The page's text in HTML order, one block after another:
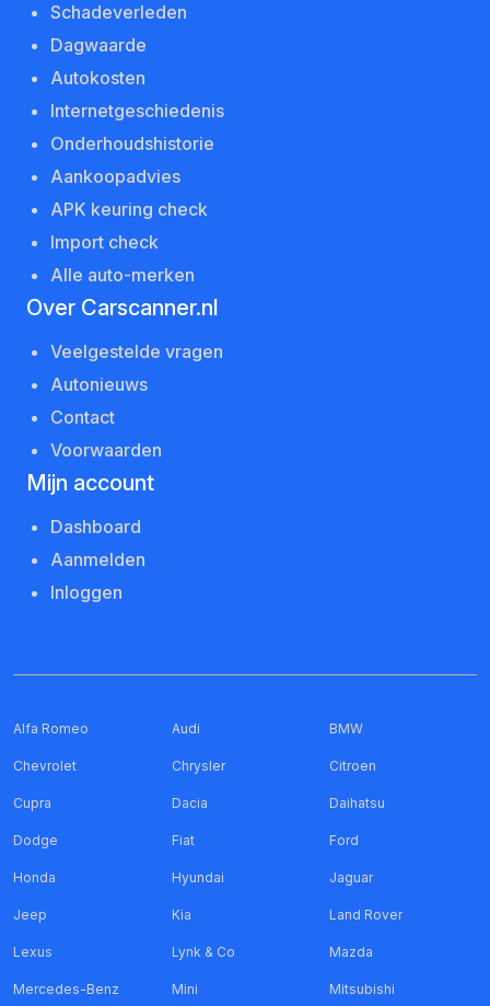
Schadeverleden
Dagwaarde
Autokosten
Internetgeschiedenis
Onderhoudshistorie
Aankoopadvies
APK keuring check
Import check
Alle auto-merken
Over Carscanner.nl
Veelgestelde vragen
Autonieuws
Contact
Voorwaarden
Mijn account
Dashboard
Aanmelden
Inloggen
Alfa Romeo Audi BMW
Chevrolet Chrysler Citroen
Cupra Dacia Daihatsu
Dodge Fiat Ford
Honda Hyundai Jaguar
Jeep Kia Land Rover
Lexus Lynk & Co Mazda
Mercedes-Benz Mini Mitsubishi